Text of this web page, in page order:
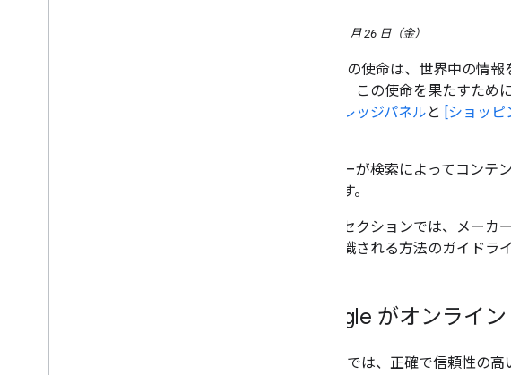
2021 年 2 月 26 日（金）
Google の使命は、世界中の情
ことは、この使命を果たすた
品のナレッジパネル と [ショッピ
ユーザーが検索によってコン
めします。
以下のセクションでは、メー
実に認識される方法のガイドラ
Google がオンライ
Google では、正確で信頼性の